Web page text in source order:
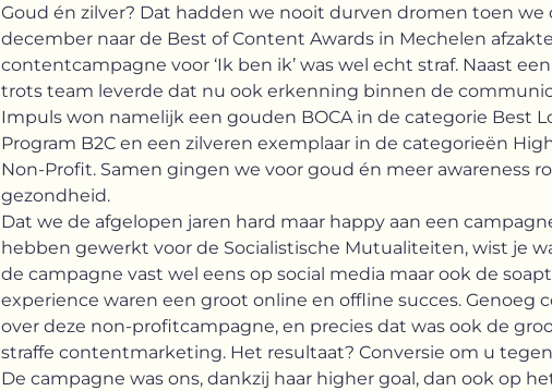
Goud én zilver? Dat hadden we nooit durven dromen toen we
december naar de Best of Content Awards in Mechelen
contentcampagne voor ‘Ik ben ik’ was wel echt straf. Naast
trots team leverde dat nu ook erkenning binnen de
Impuls won namelijk een gouden BOCA in de categorie Best
Program B2C en een zilveren exemplaar in de categorieën
Non-Profit. Samen gingen we voor goud én meer awareness
gezondheid.
Dat we de afgelopen jaren hard maar happy aan een
hebben gewerkt voor de Socialistische Mutualiteiten, wist je
de campagne vast wel eens op social media maar ook de
experience waren een groot online en offline succes. Genoeg
over deze non-profitcampagne, en precies dat was ook de
straffe contentmarketing. Het resultaat? Conversie om u
De campagne was ons, dankzij haar higher goal, dan ook op